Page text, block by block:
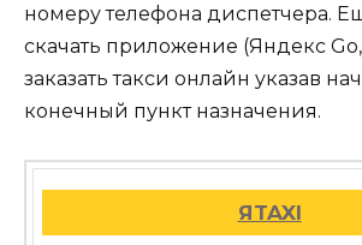
номеру телефона диспетчера.
скачать приложение (Яндекс
заказать такси онлайн указав
конечный пункт назначения.
ЯTAXI